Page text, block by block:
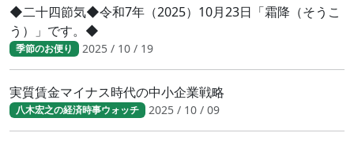
◆二十四節気◆令和7年（2025）10月23日「霜降（そうこ
う）」です。◆
季節のお便り 2025 / 10 / 19
実質賃金マイナス時代の中小企業戦略
八木宏之の経済時事ウォッチ 2025 / 10 / 09